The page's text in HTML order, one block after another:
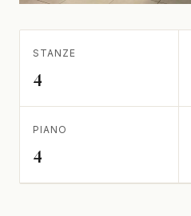
STANZE
4
PIANO
4